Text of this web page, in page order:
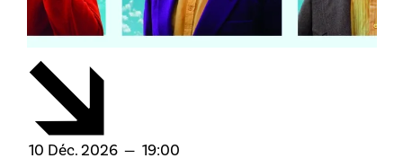
10 décembre
Déc. 2026 19:00